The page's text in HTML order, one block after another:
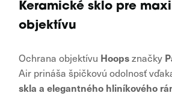
Keramické sklo pre
objektívu
Ochrana objektívu Hoopsznačky
Air prináša špičkovú odolnosť
skla a elegantného hliníkového